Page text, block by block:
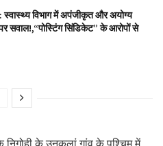
विभाग में अपंजीकृत और अयोग्य
सवाल!,“पोस्टिंग सिंडिकेट” के आरोपों से